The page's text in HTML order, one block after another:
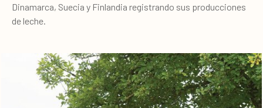
Dinamarca, Suecia y Finlandia registrando sus producciones
de leche.